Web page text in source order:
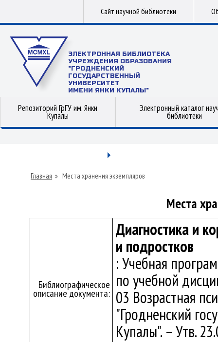
Сайт научной библиотеки
ЭЛЕКТРОННАЯ БИБЛИОТЕКА
УЧРЕЖДЕНИЯ ОБРАЗОВАНИЯ
"ГРОДНЕНСКИЙ
ГОСУДАРСТВЕННЫЙ
УНИВЕРСИТЕТ
ИМЕНИ ЯНКИ КУПАЛЫ"
Репозиторий ГрГУ им. Янки
Купалы
Электронный каталог
библиотеки
Главная » Места хранения экземпляров
Места
Библиографическое
описание документа:
Диагностика и
и подростков
: Учебная
по учебной
03 Возрастная
"Гродненский
Купалы". – Утв.